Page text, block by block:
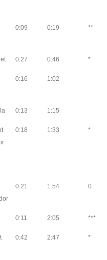
0:09 0:19 **
0:27 0:46 *
0:16 1:02
0:13 1:15
0:18 1:33 *
0:21 1:54 0
0:11 2:05 ***
0:42 2:47 *